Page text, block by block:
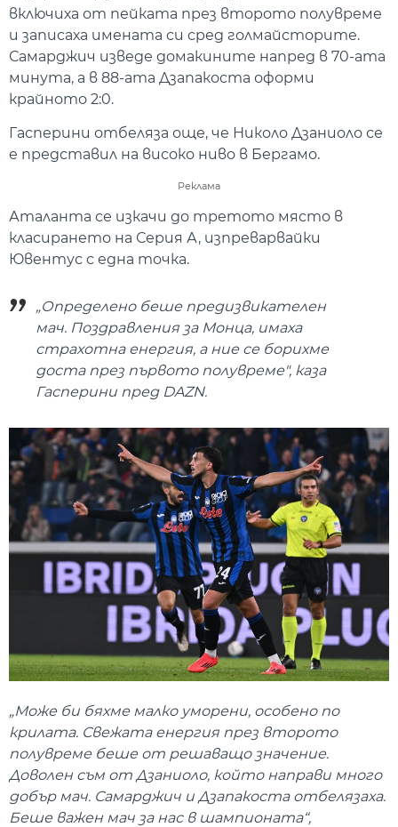
включиха от пейката през второто полувреме
и записаха имената си сред голмайсторите.
Самарджич изведе домакините напред в 70-ата
минута, а в 88-ата Дзапакоста оформи
крайното 2:0.
Гасперини отбеляза още, че Николо Дзаниоло се
е представил на високо ниво в Бергамо.
Реклама
Аталанта се изкачи до третото място в
класирането на Серия А, изпреварвайки
Ювентус с една точка.
„Определено беше предизвикателен
мач. Поздравления за Монца, имаха
страхотна енергия, а ние се борихме
доста през първото полувреме", каза
Гасперини пред DAZN.
„Може би бяхме малко уморени, особено по
крилата. Свежата енергия през второто
полувреме беше от решаващо значение.
Доволен съм от Дзаниоло, който направи много
добър мач. Самарджич и Дзапакоста отбелязаха.
Беше важен мач за нас в шампионата“,